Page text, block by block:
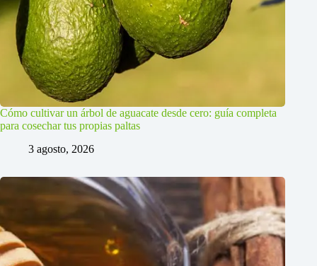
Cómo cultivar un árbol de aguacate desde cero: guía completa
para cosechar tus propias paltas
3 agosto, 2026